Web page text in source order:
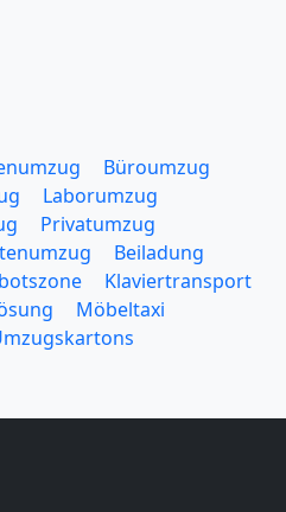
Büroumzug
Laborumzug
Privatumzug
Beiladung
Klaviertransport
Möbeltaxi